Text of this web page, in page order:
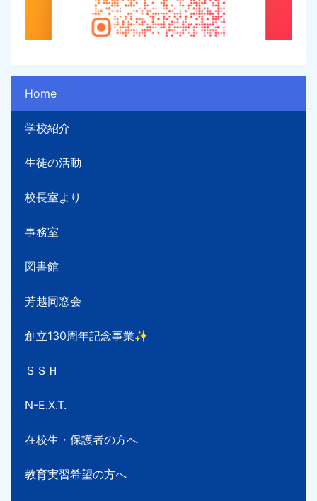
Home
学校紹介
生徒の活動
校長室より
事務室
図書館
芳越同窓会
創立130周年記念事業✨
ＳＳＨ
N-E.X.T.
在校生・保護者の方へ
教育実習希望の方へ